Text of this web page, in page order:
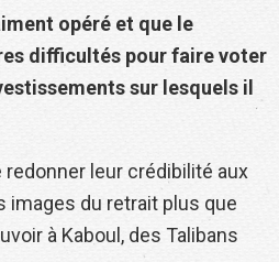
opéré et que le
difficultés pour faire voter
sur lesquels il
redonner leur crédibilité aux
images du retrait plus que
à Kaboul, des Talibans